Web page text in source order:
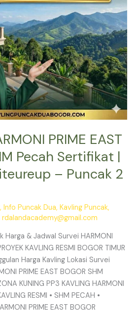
PRIME EAST
Pecah Sertifikat |
– Puncak 2
,Info Puncak Dua,Kavling Puncak,
rdalandacademy@gmail.com
Harga & Jadwal Survei HARMONI
KAVLING RESMI BOGOR TIMUR
Harga Kavling Lokasi Survei
PRIME EAST BOGOR SHM
KUNING PP3 KAVLING HARMONI
RESMI • SHM PECAH •
PRIME EAST BOGOR